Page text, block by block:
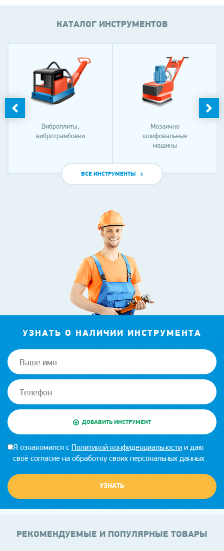
КАТАЛОГ ИНСТРУМЕНТОВ
Виброплиты,
вибротрамбовки
Мозаично
шлифовальные
машины
ВСЕ ИНСТРУМЕНТЫ
УЗНАТЬ О НАЛИЧИИ ИНСТРУМЕНТА
ДОБАВИТЬ ИНСТРУМЕНТ
Я ознакомился с Политикой конфиденциальностии даю
своё согласие на обработку своих персональных данных
УЗНАТЬ
РЕКОМЕНДУЕМЫЕ И ПОПУЛЯРНЫЕ ТОВАРЫ